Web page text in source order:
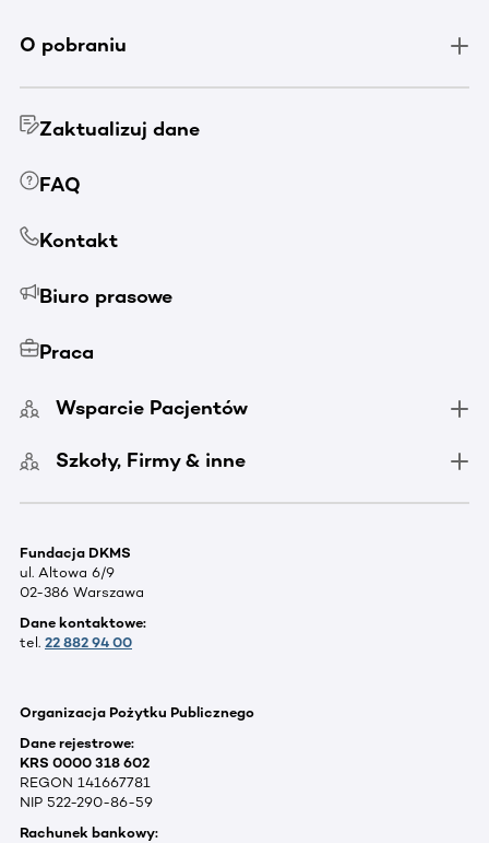
O pobraniu
Zaktualizuj dane
FAQ
Kontakt
Biuro prasowe
Praca
Wsparcie Pacjentów
Szkoły, Firmy & inne
Fundacja DKMS
ul. Altowa 6/9
02-386 Warszawa
Dane kontaktowe:
tel. 22 882 94 00
Organizacja Pożytku Publicznego
Dane rejestrowe:
KRS 0000 318 602
REGON 141667781
NIP 522-290-86-59
Rachunek bankowy: